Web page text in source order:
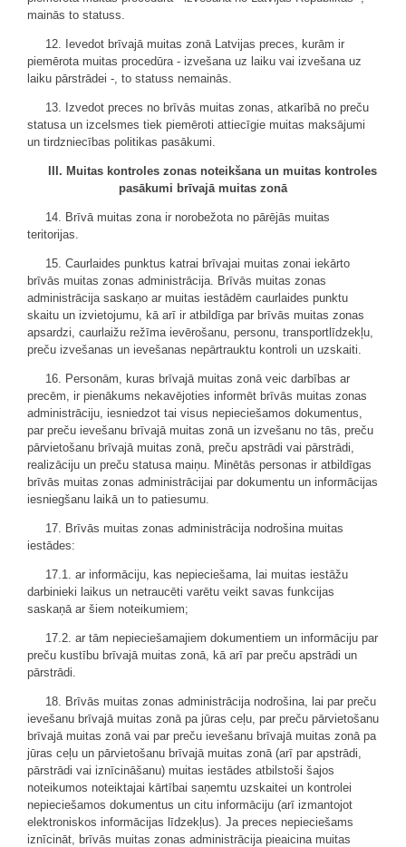
mainās to statuss.
12. Ievedot brīvajā muitas zonā Latvijas preces, kurām ir
piemērota muitas procedūra - izvešana uz laiku vai izvešana uz
laiku pārstrādei -, to statuss nemainās.
13. Izvedot preces no brīvās muitas zonas, atkarībā no preču
statusa un izcelsmes tiek piemēroti attiecīgie muitas maksājumi
un tirdzniecības politikas pasākumi.
III. Muitas kontroles zonas noteikšana un muitas kontroles
pasākumi brīvajā muitas zonā
14. Brīvā muitas zona ir norobežota no pārējās muitas
teritorijas.
15. Caurlaides punktus katrai brīvajai muitas zonai iekārto
brīvās muitas zonas administrācija. Brīvās muitas zonas
administrācija saskaņo ar muitas iestādēm caurlaides punktu
skaitu un izvietojumu, kā arī ir atbildīga par brīvās muitas zonas
apsardzi, caurlaižu režīma ievērošanu, personu, transportlīdzekļu,
preču izvešanas un ievešanas nepārtrauktu kontroli un uzskaiti.
16. Personām, kuras brīvajā muitas zonā veic darbības ar
precēm, ir pienākums nekavējoties informēt brīvās muitas zonas
administrāciju, iesniedzot tai visus nepieciešamos dokumentus,
par preču ievešanu brīvajā muitas zonā un izvešanu no tās, preču
pārvietošanu brīvajā muitas zonā, preču apstrādi vai pārstrādi,
realizāciju un preču statusa maiņu. Minētās personas ir atbildīgas
brīvās muitas zonas administrācijai par dokumentu un informācijas
iesniegšanu laikā un to patiesumu.
17. Brīvās muitas zonas administrācija nodrošina muitas
iestādes:
17.1. ar informāciju, kas nepieciešama, lai muitas iestāžu
darbinieki laikus un netraucēti varētu veikt savas funkcijas
saskaņā ar šiem noteikumiem;
17.2. ar tām nepieciešamajiem dokumentiem un informāciju par
preču kustību brīvajā muitas zonā, kā arī par preču apstrādi un
pārstrādi.
18. Brīvās muitas zonas administrācija nodrošina, lai par preču
ievešanu brīvajā muitas zonā pa jūras ceļu, par preču pārvietošanu
brīvajā muitas zonā vai par preču ievešanu brīvajā muitas zonā pa
jūras ceļu un pārvietošanu brīvajā muitas zonā (arī par apstrādi,
pārstrādi vai iznīcināšanu) muitas iestādes atbilstoši šajos
noteikumos noteiktajai kārtībai saņemtu uzskaitei un kontrolei
nepieciešamos dokumentus un citu informāciju (arī izmantojot
elektroniskos informācijas līdzekļus). Ja preces nepieciešams
iznīcināt, brīvās muitas zonas administrācija pieaicina muitas